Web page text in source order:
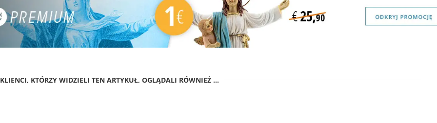
KLIENCI, KTÓRZY WIDZIELI TEN ARTYKUŁ, OGLĄDALI RÓWNIEŻ ...